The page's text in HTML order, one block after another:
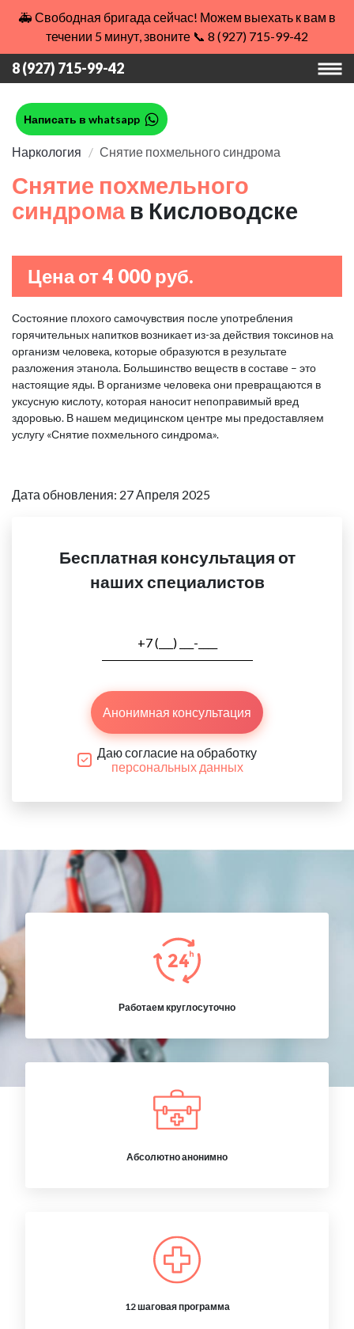
🚑 Свободная бригада сейчас! Можем выехать к вам в
течении 5 минут, звоните 📞 8 (927) 715-99-42
8 (927) 715-99-42
Написать в whatsapp
Наркология Снятие похмельного синдрома
Снятие похмельного
синдрома в Кисловодске
Цена от 4 000 руб.
Состояние плохого самочувствия после употребления
горячительных напитков возникает из-за действия токсинов на
организм человека, которые образуются в результате
разложения этанола. Большинство веществ в составе – это
настоящие яды. В организме человека они превращаются в
уксусную кислоту, которая наносит непоправимый вред
здоровью. В нашем медицинском центре мы предоставляем
услугу «Снятие похмельного синдрома».
Дата обновления: 27 Апреля 2025
Бесплатная консультация от
наших специалистов
Анонимная консультация
Даю согласие на обработку
персональных данных
Работаем круглосуточно
Абсолютно анонимно
12 шаговая программа